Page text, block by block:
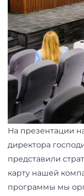
На презентации
директора
представили
карту нашей
программы мы